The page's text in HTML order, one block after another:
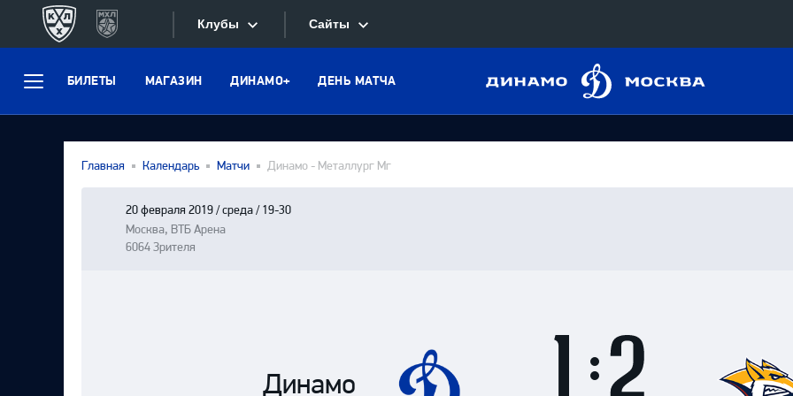
Клубы
Конференция «Запад»
Спартак
Динамо М
Конференция «Восток»
Адмирал
Сайты
Видеотрансляции
Приложение КХЛ
БИЛЕТЫ МАГАЗИН ДИНАМО+ ДЕНЬ МАТЧА
Динамо
Главная Календарь Матчи Динамо - Металлург Мг
20 февраля 2019 / среда / 19-30
Москва, ВТБ Арена
6064 Зрителя
матча
Динамо